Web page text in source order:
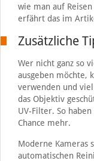
wie man auf
erfährt das im
Zusätzliche
Wer nicht ganz so
ausgeben möchte,
verwenden und
das Objektiv
UV-Filter. So
Chance mehr.
Moderne Kameras
automatischen